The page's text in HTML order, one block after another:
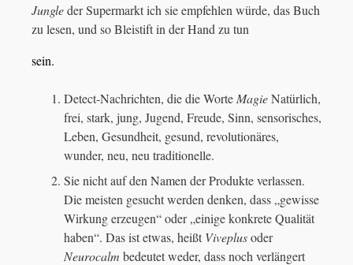
Jungleder Supermarkt ich sie empfehlen würde, das Buch
zu lesen, und so Bleistift in der Hand zu tun
sein.
Detect-Nachrichten, die die Worte MagieNatürlich,
frei, stark, jung, Jugend, Freude, Sinn, sensorisches,
Leben, Gesundheit, gesund, revolutionäres,
wunder, neu, neu traditionelle.
Sie nicht auf den Namen der Produkte verlassen.
Die meisten gesucht werden denken, dass „gewisse
Wirkung erzeugen“ oder „einige konkrete Qualität
haben“. Das ist etwas, heißtViveplusoder
Neurocalm bedeutet weder, dass noch verlängert